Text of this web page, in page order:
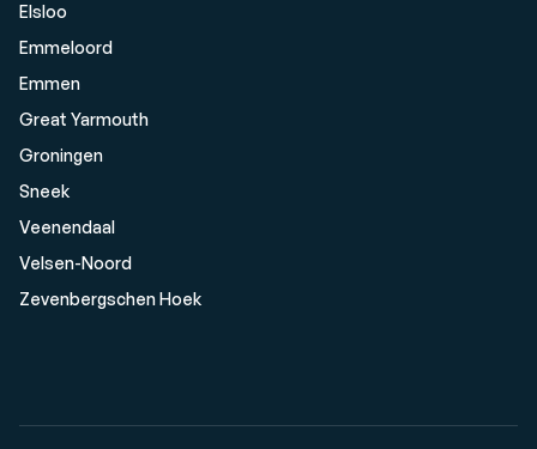
Elsloo
Emmeloord
Emmen
Great Yarmouth
Groningen
Sneek
Veenendaal
Velsen-Noord
Zevenbergschen Hoek